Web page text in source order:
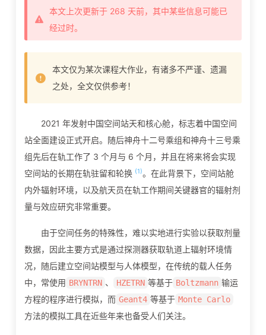
本文上次更新于 268 天前，其中某些信息可能已
经过时。
本文仅为某次课程大作业，有诸多不严谨、遗漏
之处，全文仅供参考！
2021 年发射中国空间站天和核心舱，标志着中国空间
站全面建设正式开启。随后神舟十二号乘组和神舟十三号乘
组先后在轨工作了 3 个月与 6 个月，并且在将来将会实现
空间站的长期在轨驻留和轮换 (1)。在此背景下，空间站舱
内外辐射环境，以及航天员在轨工作期间关键器官的辐射剂
量与效应研究非常重要。
由于空间任务的特殊性，难以实地进行实验以获取剂量
数据，因此主要方式是通过探测器获取轨道上辐射环境情
况，随后建立空间站模型与人体模型，在传统的载人任务
中，常使用 BRYNTRN 、 HZETRN 等基于 Boltzmann 输运
方程的程序进行模拟，而 Geant4 等基于 Monte Carlo
方法的模拟工具在近些年来也备受人们关注。